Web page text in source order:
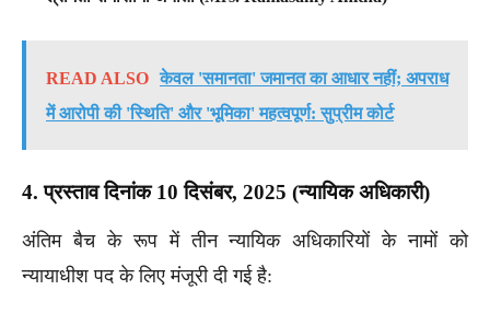
READ ALSO केवल 'समानता' जमानत का आधार नहीं; अपराध
में आरोपी की 'स्थिति' और 'भूमिका' महत्वपूर्ण: सुप्रीम कोर्ट
4. प्रस्ताव दिनांक 10 दिसंबर, 2025 (न्यायिक अधिकारी)
अंतिम बैच के रूप में तीन न्यायिक अधिकारियों के नामों को
न्यायाधीश पद के लिए मंजूरी दी गई है: